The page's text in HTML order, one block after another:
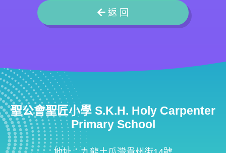
返 回
聖公會聖匠小學 S.K.H. Holy Carpenter
Primary School